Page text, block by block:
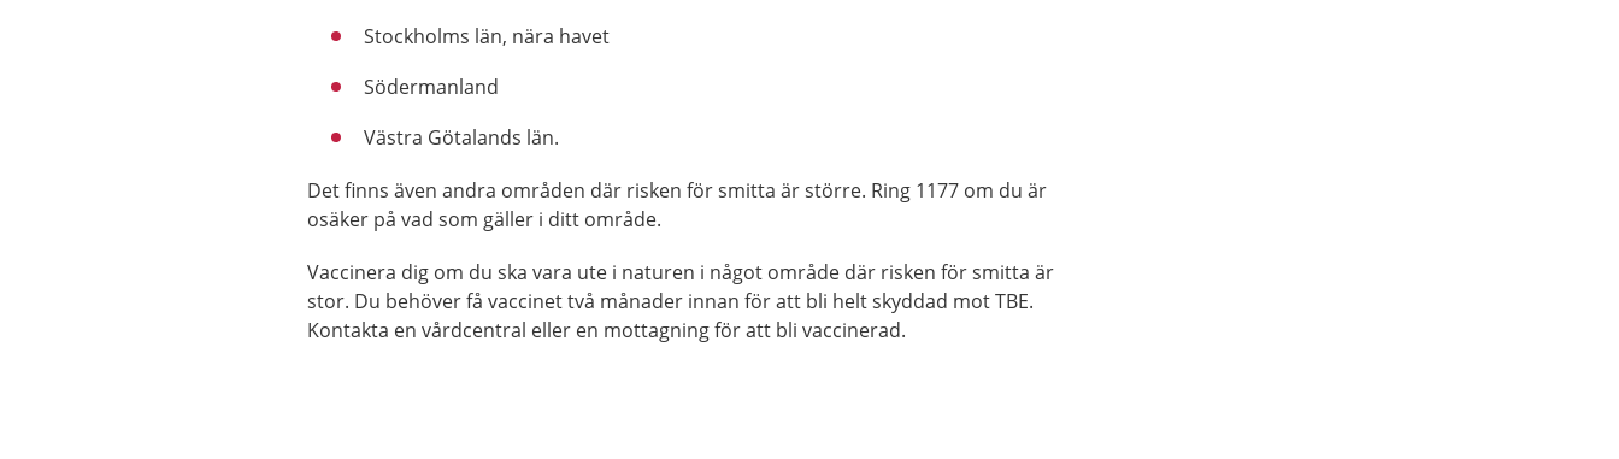
Stockholms län, nära havet
Södermanland
Västra Götalands län.
Det finns även andra områden där risken för smitta är större. Ring 1177 om du är
osäker på vad som gäller i ditt område.
Vaccinera dig om du ska vara ute i naturen i något område där risken för smitta är
stor. Du behöver få vaccinet två månader innan för att bli helt skyddad mot TBE.
Kontakta en vårdcentral eller en mottagning för att bli vaccinerad.